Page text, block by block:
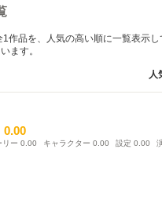
作品を、人気の高い順に一覧表示
ます。
人
0.00
0.00
リー 0.00 キャラクター 0.00 設定 0.00